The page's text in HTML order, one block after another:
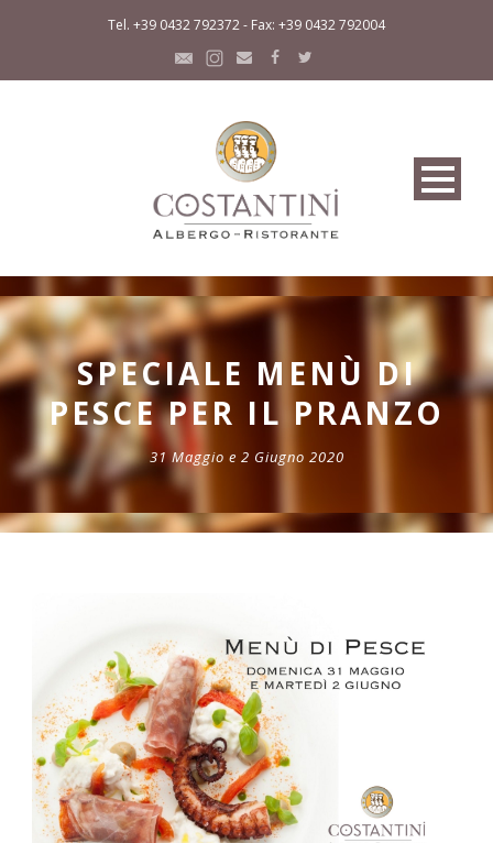
Tel. +39 0432 792372 - Fax: +39 0432 792004
SPECIALE MENÙ DI
PESCE PER IL PRANZO
31 Maggio e 2 Giugno 2020